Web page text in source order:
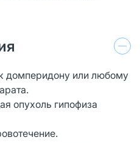
домперидону или любому
опухоль гипофиза